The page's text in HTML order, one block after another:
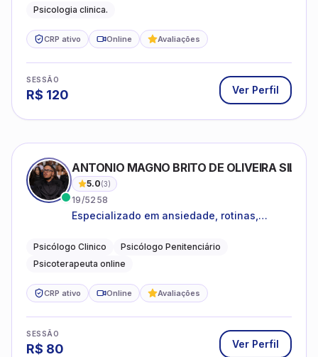
Psicologia clinica.
CRP ativo Online Avaliações
SESSÃO
R$ 120 Ver Perfil
ANTONIO MAGNO BRITO DE OLIVEIRA SILVA
5.0(3)
19/5258
Especializado em ansiedade, rotinas,
familiares e questões comportamentais.
Psicólogo Clinico
Psicólogo Penitenciário
Psicoterapeuta online
CRP ativo Online Avaliações
SESSÃO
R$ 80 Ver Perfil